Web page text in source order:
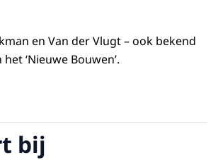
en Van der Vlugt – ook bekend
‘Nieuwe Bouwen’.
bij